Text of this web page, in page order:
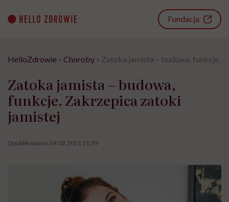
content
Fundacja
HelloZdrowie › Choroby › Zatoka jamista – budowa, funkcje.
Zatoka jamista – budowa,
funkcje. Zakrzepica zatoki
jamistej
Opublikowano: 04.02.2021 11:39